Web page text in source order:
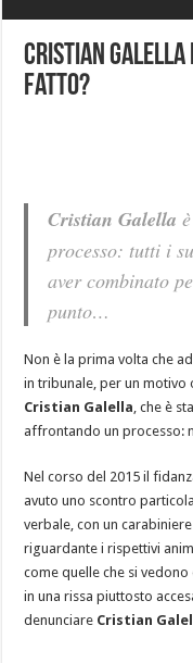
Cristian Galella
fatto?
Cristian Galella
processo: tutti i
aver combinato
punto…
Non è la prima volta che
in tribunale, per un motivo
Cristian Galella, che è
affrontando un processo:
Nel corso del 2015 il
avuto uno scontro
verbale, con un
riguardante i rispettivi
come quelle che si
in una rissa piuttosto
denunciare Cristian